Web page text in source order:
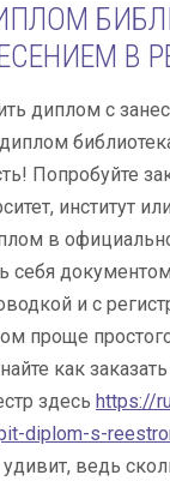
В
диплом с
Попробуйте
институт
в
себя
и с
проще
как
здесь https://
diplom-s-
ведь